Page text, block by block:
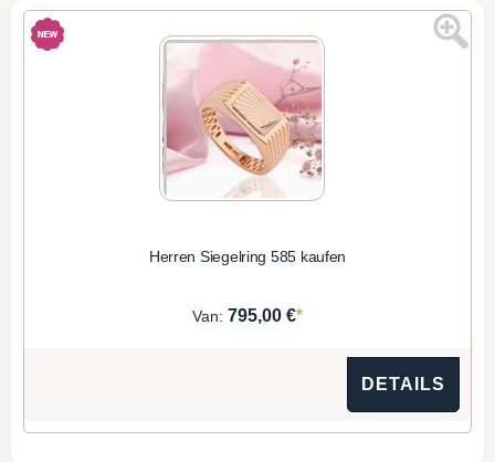
Herren Siegelring 585 kaufen
Van: 795,00 €*
DETAILS